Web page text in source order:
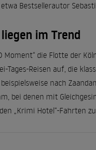
Bestsellerautor
im Trend
Moment“ die Flotte der
Tages-Reisen auf, die
nach
bei denen mit
„Krimi Hotel“-Fahrten